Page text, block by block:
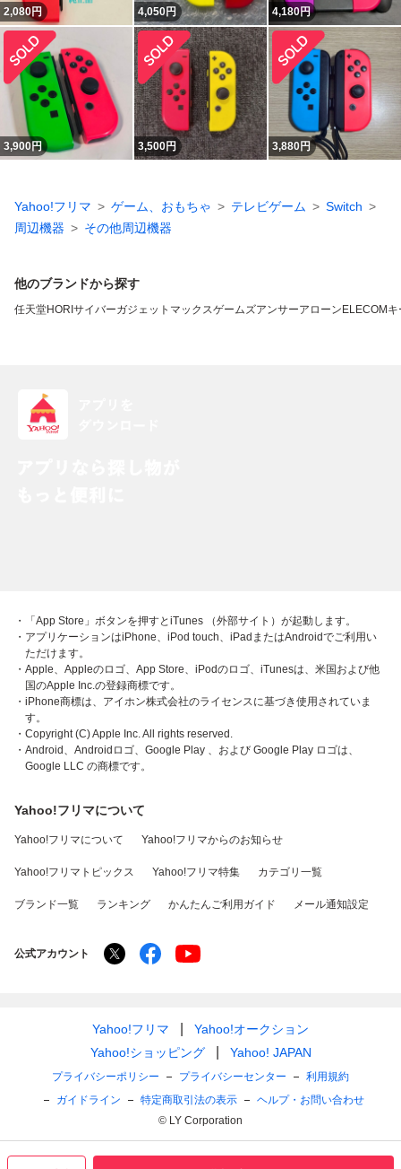
2,080円 4,050円 4,180円
3,900円 3,500円 3,880円
Yahoo!フリマ ゲーム、おもちゃ テレビゲーム
Switch
周辺機器
その他周辺機器
他のブランドから探す
任天堂HORI サイバーガジェット マックスゲームズアンサーアローン ELECOM キ
・「App Store」ボタンを押すとiTunes （外部サイト）が起動します。
・アプリケーションはiPhone、iPod touch、iPadまたはAndroidでご利用い
ただけます。
・Apple、Appleのロゴ、App Store、iPodのロゴ、iTunesは、米国および他
国のApple Inc.の登録商標です。
・iPhone商標は、アイホン株式会社のライセンスに基づき使用されていま
す。
・Copyright (C) Apple Inc. All rights reserved.
・Android、Androidロゴ、Google Play 、および Google Play ロゴは、
Google LLC の商標です。
Yahoo!フリマについて
Yahoo!フリマについて Yahoo!フリマからのお知らせ
Yahoo!フリマトピックス Yahoo!フリマ特集 カテゴリ一覧
ブランド一覧 ランキング かんたんご利用ガイド メール通知設定
公式アカウント
Yahoo!フリマ
Yahoo!オークション
Yahoo!ショッピング
Yahoo! JAPAN
プライバシーポリシー プライバシーセンター
利用規約
ガイドライン
特定商取引法の表示
ヘルプ・お問い合わせ
© LY Corporation